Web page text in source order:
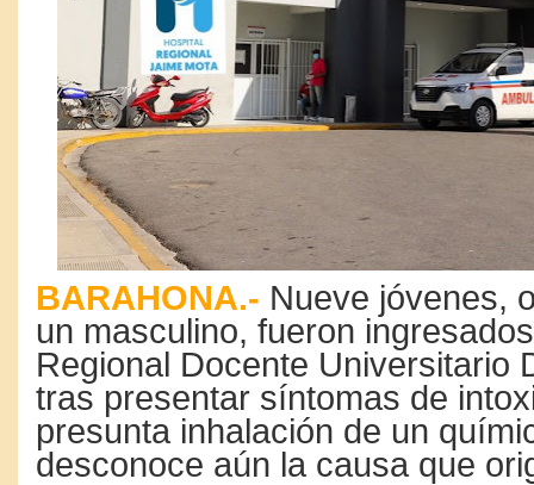
BARAHONA.- Nueve jóvenes,
un masculino, fueron
Regional Docente Universitario
tras presentar síntomas de
presunta inhalación de un
desconoce aún la causa que